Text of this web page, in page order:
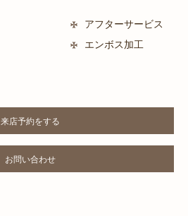
アフターサービス
エンボス加工
来店予約をするLINK OPENS IN NEW TAB
お問い合わせLINK OPENS IN NEW TAB